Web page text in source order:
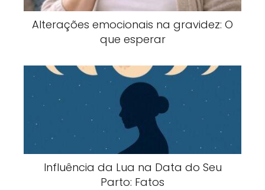
Alterações emocionais na gravidez: O
que esperar
Influência da Lua na Data do Seu
Parto: Fatos